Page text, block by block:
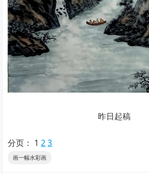
昨日起稿
分页： 1 2 3
画一幅水彩画